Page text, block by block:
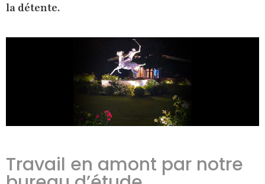
la détente.
Travail en amont par notre